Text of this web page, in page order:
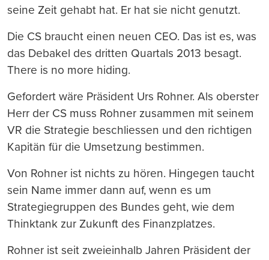
seine Zeit gehabt hat. Er hat sie nicht genutzt.
Die CS braucht einen neuen CEO. Das ist es, was
das Debakel des dritten Quartals 2013 besagt.
There is no more hiding.
Gefordert wäre Präsident Urs Rohner. Als oberster
Herr der CS muss Rohner zusammen mit seinem
VR die Strategie beschliessen und den richtigen
Kapitän für die Umsetzung bestimmen.
Von Rohner ist nichts zu hören. Hingegen taucht
sein Name immer dann auf, wenn es um
Strategiegruppen des Bundes geht, wie dem
Thinktank zur Zukunft des Finanzplatzes.
Rohner ist seit zweieinhalb Jahren Präsident der